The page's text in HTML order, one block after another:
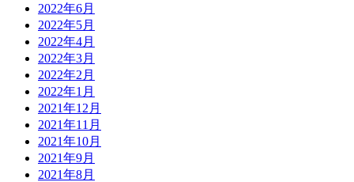
2022年6月
2022年5月
2022年4月
2022年3月
2022年2月
2022年1月
2021年12月
2021年11月
2021年10月
2021年9月
2021年8月